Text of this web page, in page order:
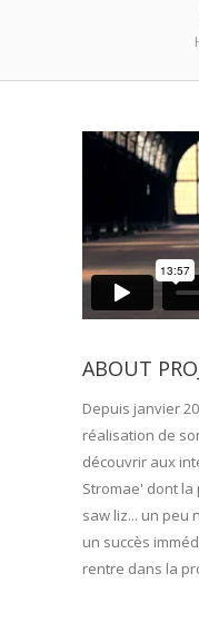
ABOUT
Depuis janvier
réalisation de
découvrir aux
Stromae' dont
saw liz... un peu
un succès
rentre dans la